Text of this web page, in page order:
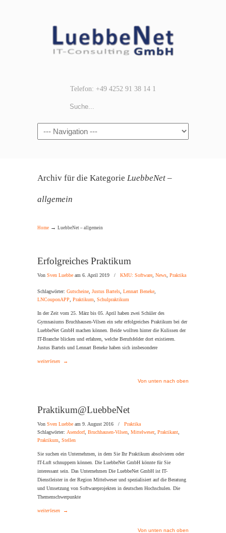
Telefon: +49 4252 91 38 14 1
Navigation
Archiv für die Kategorie LuebbeNet –
allgemein
Home → LuebbeNet – allgemein
Erfolgreiches Praktikum
Von Sven Luebbe am 6. April 2019 / KMU: Software, News, Praktika
Schlagwörter: Gutscheine, Justus Bartels, Lennart Beneke,
LNCouponAPP, Praktikum, Schulpraktikum
In der Zeit vom 25. März bis 05. April haben zwei Schüler des
Gymnasiums Bruchhausen-Vilsen ein sehr erfolgreiches Praktikum bei der
LuebbeNet GmbH machen können. Beide wollten hinter die Kulissen der
IT-Branche blicken und erfahren, welche Berufsfelder dort existieren.
Justus Bartels und Lennart Beneke haben sich insbesondere
weiterlesen →
Von unten nach oben
Praktikum@LuebbeNet
Von Sven Luebbe am 9. August 2016 /
Praktika
Schlagwörter: Asendorf, Bruchhausen-Vilsen, Mittelweser, Praktikant,
Praktikum, Stellen
Sie suchen ein Unternehmen, in dem Sie Ihr Praktikum absolvieren oder
IT-Luft schnuppern können. Die LuebbeNet GmbH könnte für Sie
interessant sein. Das Unternehmen Die LuebbeNet GmbH ist IT-
Dienstleister in der Region Mittelweser und spezialisiert auf die Beratung
und Umsetzung von Softwareprojekten in deutschen Hochschulen. Die
Themenschwerpunkte
weiterlesen →
Von unten nach oben